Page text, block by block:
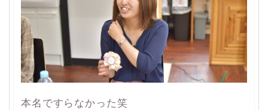
本名ですらなかった笑